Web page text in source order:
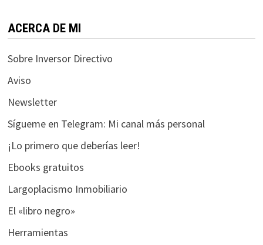
ACERCA DE MI
Sobre Inversor Directivo
Aviso
Newsletter
Sígueme en Telegram: Mi canal más personal
¡Lo primero que deberías leer!
Ebooks gratuitos
Largoplacismo Inmobiliario
El «libro negro»
Herramientas
web.
Para que
podamos
mejorar la
funcionalidad
de la web, en
base a cómo
se usa la web.
Experiencia
Para que